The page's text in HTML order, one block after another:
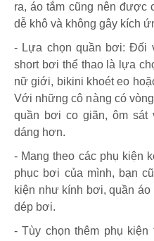
ra, áo tắm cũng nên được
dễ khô và không gây kích
- Lựa chọn quần bơi: Đối
short bơi thể thao là lựa
nữ giới, bikini khoét eo
Với những cô nàng có
quần bơi co giãn, ôm sát
dáng hơn.
- Mang theo các phụ kiện
phục bơi của mình, bạn
kiện như kính bơi, quần áo
dép bơi.
- Tùy chọn thêm phụ kiện